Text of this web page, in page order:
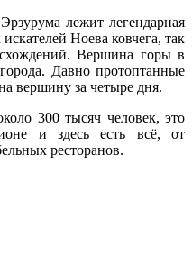
лежит легендарная
Ноева ковчега, так
Вершина горы в
Давно протоптанные
вершину за четыре дня.
300 тысяч человек, это
и здесь есть всё, от
ресторанов.